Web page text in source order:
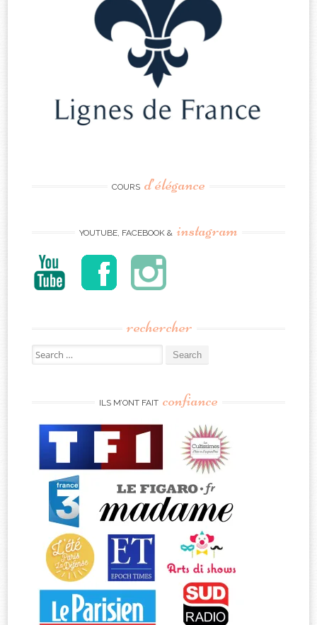
COURS d’élégance
YOUTUBE, FACEBOOK & instagram
rechercher
Search
for:
ILS M’ONT FAIT confiance